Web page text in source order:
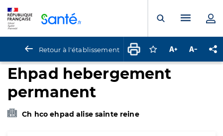
Ouvrir laMenu
Retour à l'établissement Connectez-vous
Augmenter la
Ehpad hebergement
permanent
Ch hco ehpad alise sainte reine